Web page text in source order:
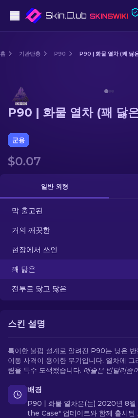
저격소총
장갑
케이스
기타
홈 기관단총 P90 P90 | 화물 열차 (꽤 닳
P90 | 화물 열차 (꽤 닳
군용
$0.07
일반 외형
막 출고된
거의 깨끗한
현장에서 쓰인
꽤 닳은
전투로 닳고 닳은
스킨 설명
특이한 불펍 설계로 알려진 P90는 낮은
이동 사격이 용이한 무기입니다. 열차에
림을 특수 도색했습니다. 예술은 반달리즘
배경
P90 | 화물 열차은(는) 2020년 8월
the Case" 업데이트와 함께 출시된